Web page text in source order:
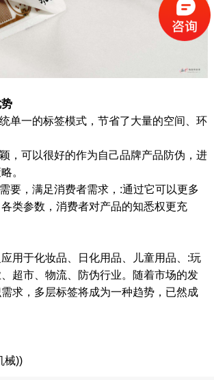
单一的标签模式，节省了大量的空间、环
，可以很好的作为自己品牌产品防伪，进
。
要，满足消费者需求，:通过它可以更多
类参数，消费者对产品的知悉权更充
用于化妆品、日化用品、儿童用品、:玩
超市、物流、防伪行业。随着市场的发
求，多层标签将成为一种趋势，已然成
械))